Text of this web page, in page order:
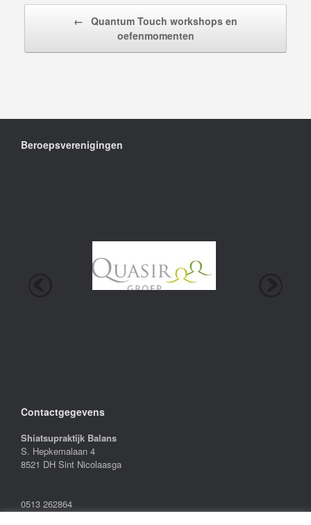
Bericht navigatie
← Quantum Touch workshops en
oefenmomenten
Beroepsverenigingen
Contactgegevens
Shiatsupraktijk Balans
S. Hepkemalaan 4
8521 DH Sint Nicolaasga
0513 262864